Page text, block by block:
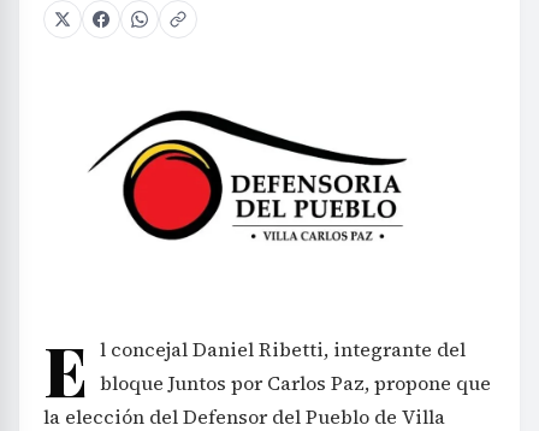
E l concejal Daniel Ribetti, integrante del
bloque Juntos por Carlos Paz, propone que
la elección del Defensor del Pueblo de Villa